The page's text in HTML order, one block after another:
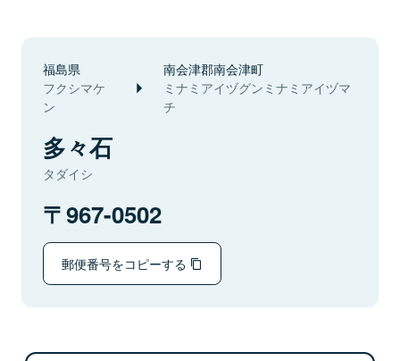
福島県
フクシマケ
ン
南会津郡南会津町
ミナミアイヅグンミナミアイヅマ
チ
多々石
タダイシ
967-0502
郵便番号をコピーする